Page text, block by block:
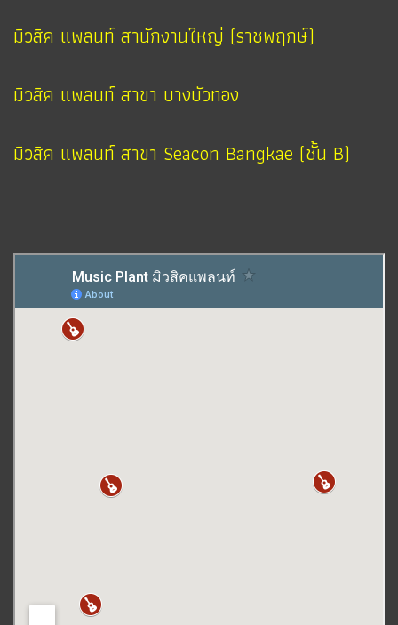
มิวสิค แพลนท์ สานักงานใหญ่ (ราชพฤกษ์)
มิวสิค แพลนท์ สาขา บางบัวทอง
มิวสิค แพลนท์ สาขา Seacon Bangkae (ชั้น B)